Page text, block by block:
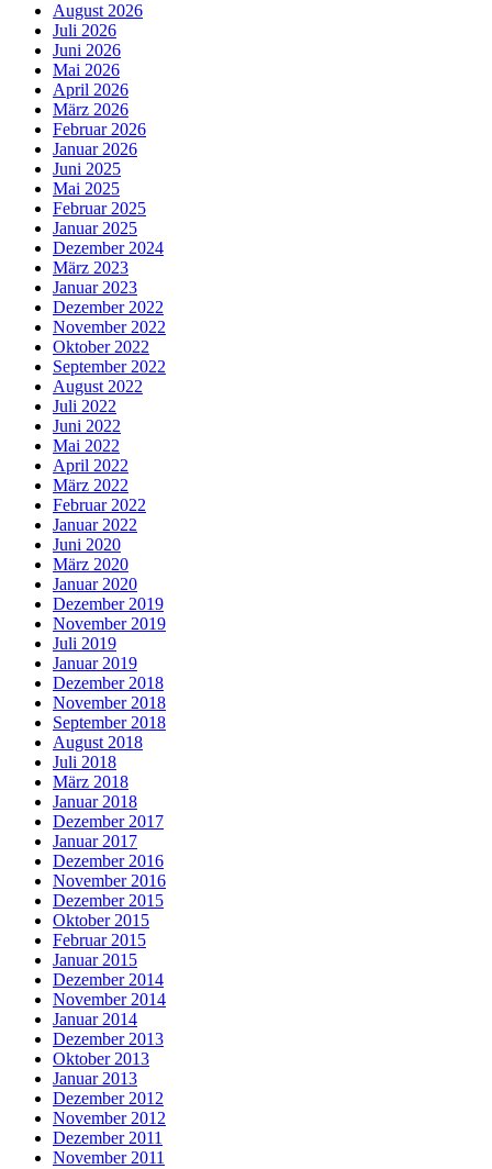
August 2026
Juli 2026
Juni 2026
Mai 2026
April 2026
März 2026
Februar 2026
Januar 2026
Juni 2025
Mai 2025
Februar 2025
Januar 2025
Dezember 2024
März 2023
Januar 2023
Dezember 2022
November 2022
Oktober 2022
September 2022
August 2022
Juli 2022
Juni 2022
Mai 2022
April 2022
März 2022
Februar 2022
Januar 2022
Juni 2020
März 2020
Januar 2020
Dezember 2019
November 2019
Juli 2019
Januar 2019
Dezember 2018
November 2018
September 2018
August 2018
Juli 2018
März 2018
Januar 2018
Dezember 2017
Januar 2017
Dezember 2016
November 2016
Dezember 2015
Oktober 2015
Februar 2015
Januar 2015
Dezember 2014
November 2014
Januar 2014
Dezember 2013
Oktober 2013
Januar 2013
Dezember 2012
November 2012
Dezember 2011
November 2011